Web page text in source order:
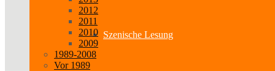
Szenische Lesung
2012
2011
2010
2009
1989-2008
Vor 1989